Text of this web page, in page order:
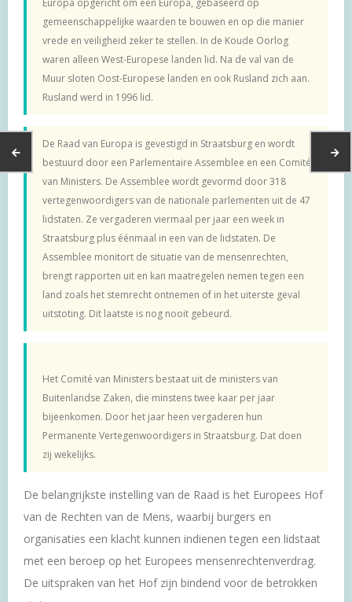
Europa opgericht om een Europa, gebaseerd op
gemeenschappelijke waarden te bouwen en op die manier
vrede en veiligheid zeker te stellen. In de Koude Oorlog
waren alleen West-Europese landen lid. Na de val van de
Muur sloten Oost-Europese landen en ook Rusland zich aan.
Rusland werd in 1996 lid.
De Raad van Europa is gevestigd in Straatsburg en wordt
bestuurd door een Parlementaire Assemblee en een Comité
van Ministers. De Assemblee wordt gevormd door 318
vertegenwoordigers van de nationale parlementen uit de 47
lidstaten. Ze vergaderen viermaal per jaar een week in
Straatsburg plus éénmaal in een van de lidstaten. De
Assemblee monitort de situatie van de mensenrechten,
brengt rapporten uit en kan maatregelen nemen tegen een
land zoals het stemrecht ontnemen of in het uiterste geval
uitstoting. Dit laatste is nog nooit gebeurd.
Het Comité van Ministers bestaat uit de ministers van
Buitenlandse Zaken, die minstens twee kaar per jaar
bijeenkomen. Door het jaar heen vergaderen hun
Permanente Vertegenwoordigers in Straatsburg. Dat doen
zij wekelijks.
De belangrijkste instelling van de Raad is het Europees Hof
van de Rechten van de Mens, waarbij burgers en
organisaties een klacht kunnen indienen tegen een lidstaat
met een beroep op het Europees mensenrechtenverdrag.
De uitspraken van het Hof zijn bindend voor de betrokken